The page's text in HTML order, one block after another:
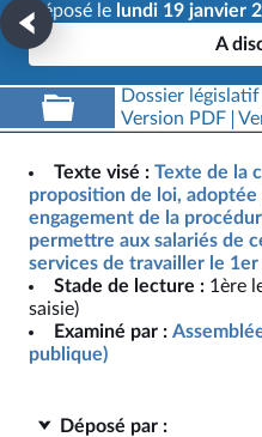
Déposé le lundi 19 janvier
A
Dossier législatif
Version PDF
Texte visé : Texte de la
proposition de loi, adoptée
engagement de la
permettre aux salariés de
services de travailler le 1er
Stade de lecture : 1ère
saisie)
Examiné par :
publique)
Déposé par :